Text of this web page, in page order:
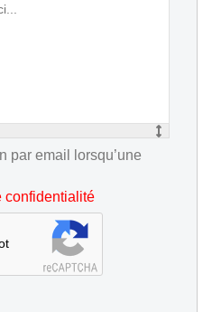
par email lorsqu’une
confidentialité